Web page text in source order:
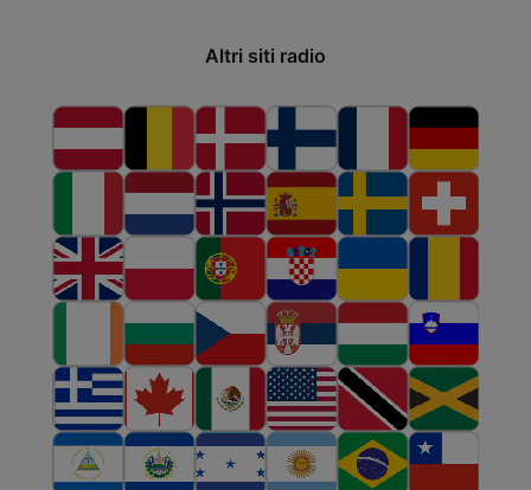
Altri siti radio